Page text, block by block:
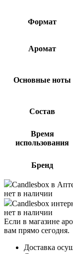
Формат
Аромат
Основные ноты
Состав
Время
использования
Бренд
Candlesbox в
нет в наличии
Candlesbox
нет в наличии
Если в магазине
вам прямо сегодня.
Доставка